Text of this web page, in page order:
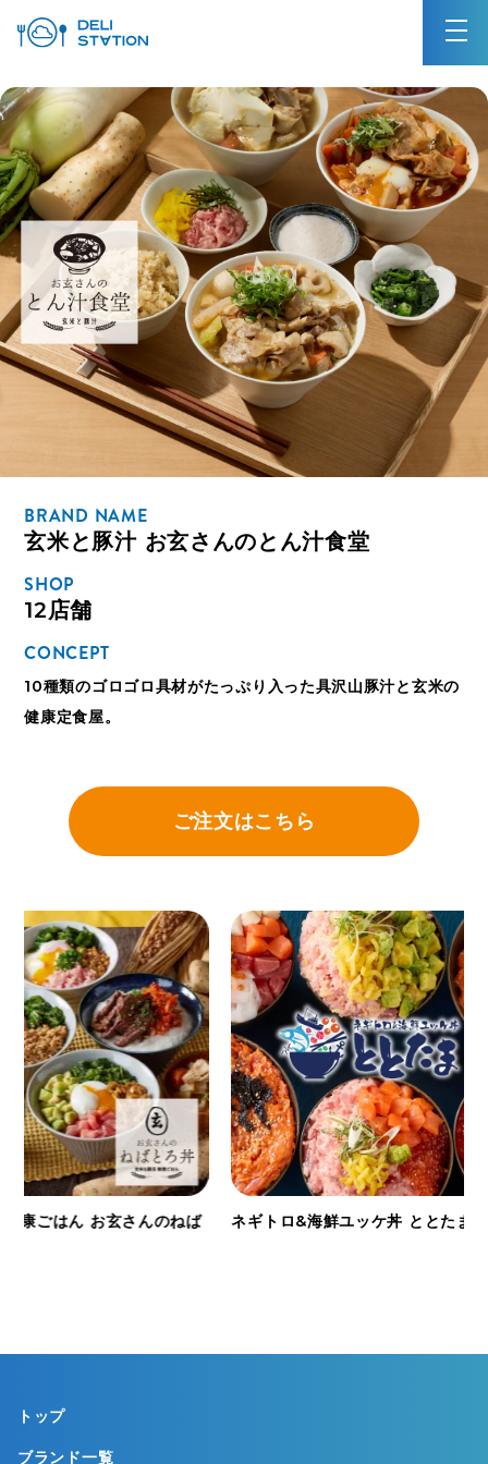
BRAND NAME
玄米と豚汁 お玄さんのとん汁食堂
SHOP
12店舗
CONCEPT
10種類のゴロゴロ具材がたっぷり入った具沢山豚汁と玄米の
健康定食屋。
ご注文はこちら
ごはん お玄さんのねば ネギトロ&海鮮ユッケ丼 ととたま
トップ
ブランド一覧